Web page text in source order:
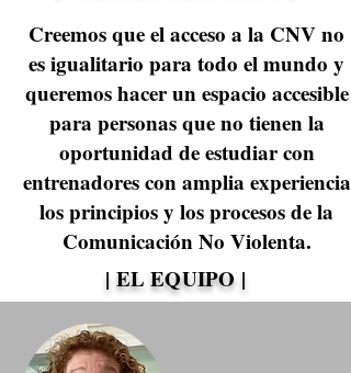
Creemos que el acceso a la CNV no
es igualitario para todo el mundo y
queremos hacer un espacio accesible
para personas que no tienen la
oportunidad de estudiar con
entrenadores con amplia experiencia
los principios y los procesos de la
Comunicación No Violenta.
| EL EQUIPO |